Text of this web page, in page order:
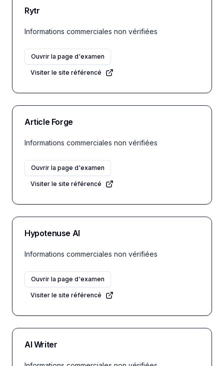
Rytr
Informations commerciales non vérifiées
Ouvrir la page d'examen
Visiter le site référencé
Article Forge
Informations commerciales non vérifiées
Ouvrir la page d'examen
Visiter le site référencé
Hypotenuse AI
Informations commerciales non vérifiées
Ouvrir la page d'examen
Visiter le site référencé
AI Writer